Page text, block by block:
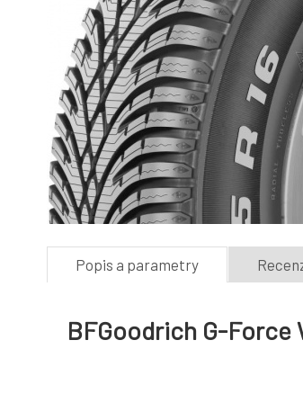
Popis a parametry
BFGoodrich G-Force